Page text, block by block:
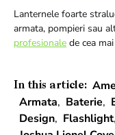
Lanternele foarte
armata, pompieri sau
profesionale de cea
In this article:
Armata, Baterie,
Design, Flashlight,